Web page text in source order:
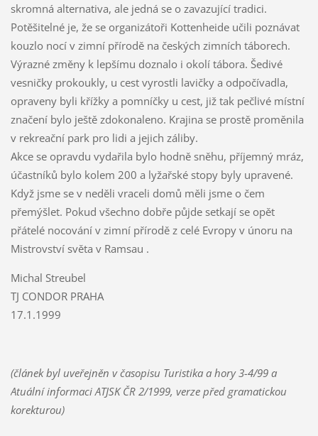
skromná alternativa, ale jedná se o zavazující tradici.
Potěšitelné je, že se organizátoři Kottenheide učili poznávat
kouzlo nocí v zimní přírodě na českých zimních táborech.
Výrazné změny k lepšímu doznalo i okolí tábora. Šedivé
vesničky prokoukly, u cest vyrostli lavičky a odpočívadla,
opraveny byli křížky a pomníčky u cest, již tak pečlivé místní
značení bylo ještě zdokonaleno. Krajina se prostě proměnila
v rekreační park pro lidi a jejich záliby.
Akce se opravdu vydařila bylo hodně sněhu, příjemný mráz,
účastníků bylo kolem 200 a lyžařské stopy byly upravené.
Když jsme se v neděli vraceli domů měli jsme o čem
přemýšlet. Pokud všechno dobře půjde setkají se opět
přátelé nocování v zimní přírodě z celé Evropy v únoru na
Mistrovství světa v Ramsau .
Michal Streubel
TJ CONDOR PRAHA
17.1.1999
(článek byl uveřejněn v časopisu Turistika a hory 3-4/99 a
Atuální informaci ATJSK ČR 2/1999, verze před gramatickou
korekturou)